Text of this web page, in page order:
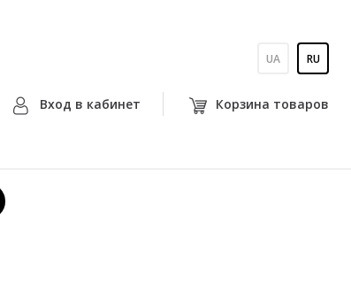
UA RU
Вход в кабинет Корзина товаров